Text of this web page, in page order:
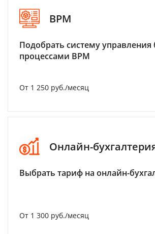
BPM
Подобрать систему управления
процессами BPM
От 1 250 руб./месяц
Онлайн-
Выбрать тариф на онлайн-
От 1 300 руб./месяц